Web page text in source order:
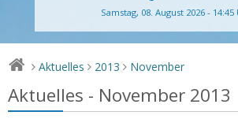
Samstag, 08. August 2026 - 14:45
> Aktuelles > 2013 > November
Aktuelles - November 2013